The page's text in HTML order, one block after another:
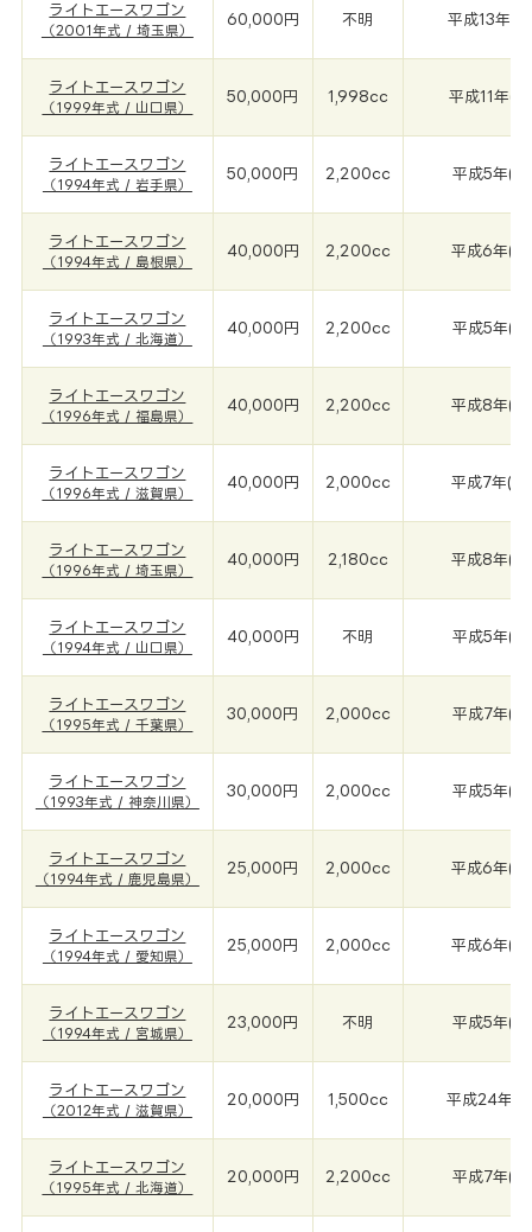
ライトエースワゴン
（2001年式 / 埼玉県）
60,000円 不明 平成13年
ライトエースワゴン
（1999年式 / 山口県）
50,000円 1,998cc 平成11年
ライトエースワゴン
（1994年式 / 岩手県）
50,000円 2,200cc 平成5年
ライトエースワゴン
（1994年式 / 島根県）
40,000円 2,200cc 平成6年
ライトエースワゴン
（1993年式 / 北海道）
40,000円 2,200cc 平成5年
ライトエースワゴン
（1996年式 / 福島県）
40,000円 2,200cc 平成8年
ライトエースワゴン
（1996年式 / 滋賀県）
40,000円 2,000cc 平成7年
ライトエースワゴン
（1996年式 / 埼玉県）
40,000円 2,180cc 平成8年
ライトエースワゴン
（1994年式 / 山口県）
40,000円 不明 平成5年
ライトエースワゴン
（1995年式 / 千葉県）
30,000円 2,000cc 平成7年
ライトエースワゴン
（1993年式 / 神奈川県）
30,000円 2,000cc 平成5年
ライトエースワゴン
（1994年式 / 鹿児島県）
25,000円 2,000cc 平成6年
ライトエースワゴン
（1994年式 / 愛知県）
25,000円 2,000cc 平成6年
ライトエースワゴン
（1994年式 / 宮城県）
23,000円 不明 平成5年
ライトエースワゴン
（2012年式 / 滋賀県）
20,000円 1,500cc 平成24年
ライトエースワゴン
（1995年式 / 北海道）
20,000円 2,200cc 平成7年